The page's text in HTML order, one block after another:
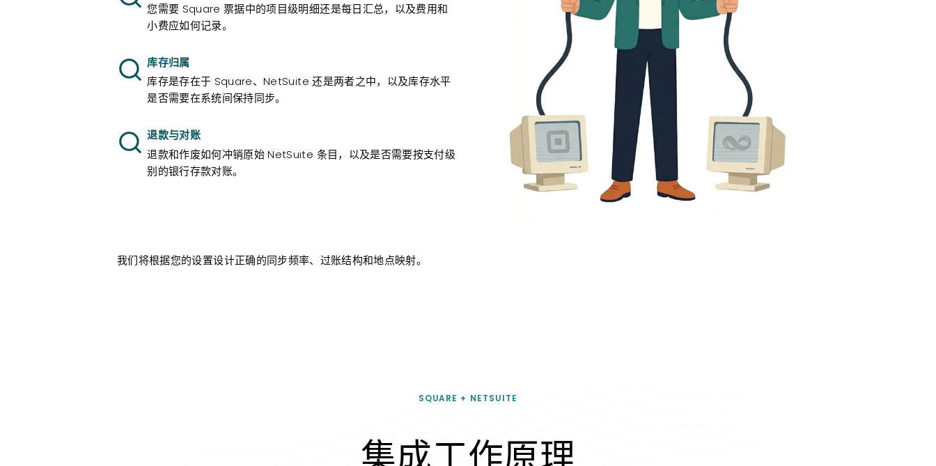
您需要 Square 票据中的项目级明细还是每日汇总，以及费用和
小费应如何记录。
库存归属
库存是存在于 Square、NetSuite 还是两者之中，以及库存水平
是否需要在系统间保持同步。
退款与对账
退款和作废如何冲销原始 NetSuite 条目，以及是否需要按支付级
别的银行存款对账。
我们将根据您的设置设计正确的同步频率、过账结构和地点映射。
SQUARE + NETSUITE